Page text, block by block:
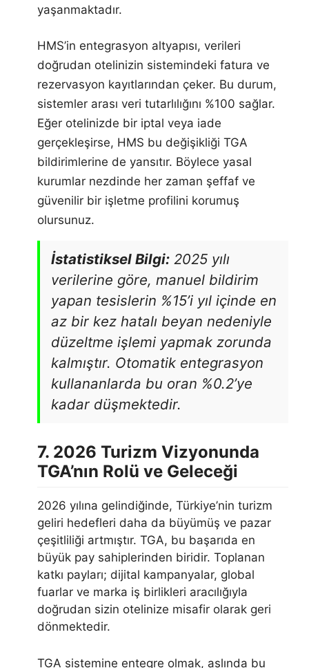
yaşanmaktadır.
HMS’in entegrasyon altyapısı, verileri
doğrudan otelinizin sistemindeki fatura ve
rezervasyon kayıtlarından çeker. Bu durum,
sistemler arası veri tutarlılığını %100 sağlar.
Eğer otelinizde bir iptal veya iade
gerçekleşirse, HMS bu değişikliği TGA
bildirimlerine de yansıtır. Böylece yasal
kurumlar nezdinde her zaman şeffaf ve
güvenilir bir işletme profilini korumuş
olursunuz.
İstatistiksel Bilgi: 2025 yılı
verilerine göre, manuel bildirim
yapan tesislerin %15’i yıl içinde en
az bir kez hatalı beyan nedeniyle
düzeltme işlemi yapmak zorunda
kalmıştır. Otomatik entegrasyon
kullananlarda bu oran %0.2’ye
kadar düşmektedir.
7. 2026 Turizm Vizyonunda
TGA’nın Rolü ve Geleceği
2026 yılına gelindiğinde, Türkiye’nin turizm
geliri hedefleri daha da büyümüş ve pazar
çeşitliliği artmıştır. TGA, bu başarıda en
büyük pay sahiplerinden biridir. Toplanan
katkı payları; dijital kampanyalar, global
fuarlar ve marka iş birlikleri aracılığıyla
doğrudan sizin otelinize misafir olarak geri
dönmektedir.
TGA sistemine entegre olmak, aslında bu